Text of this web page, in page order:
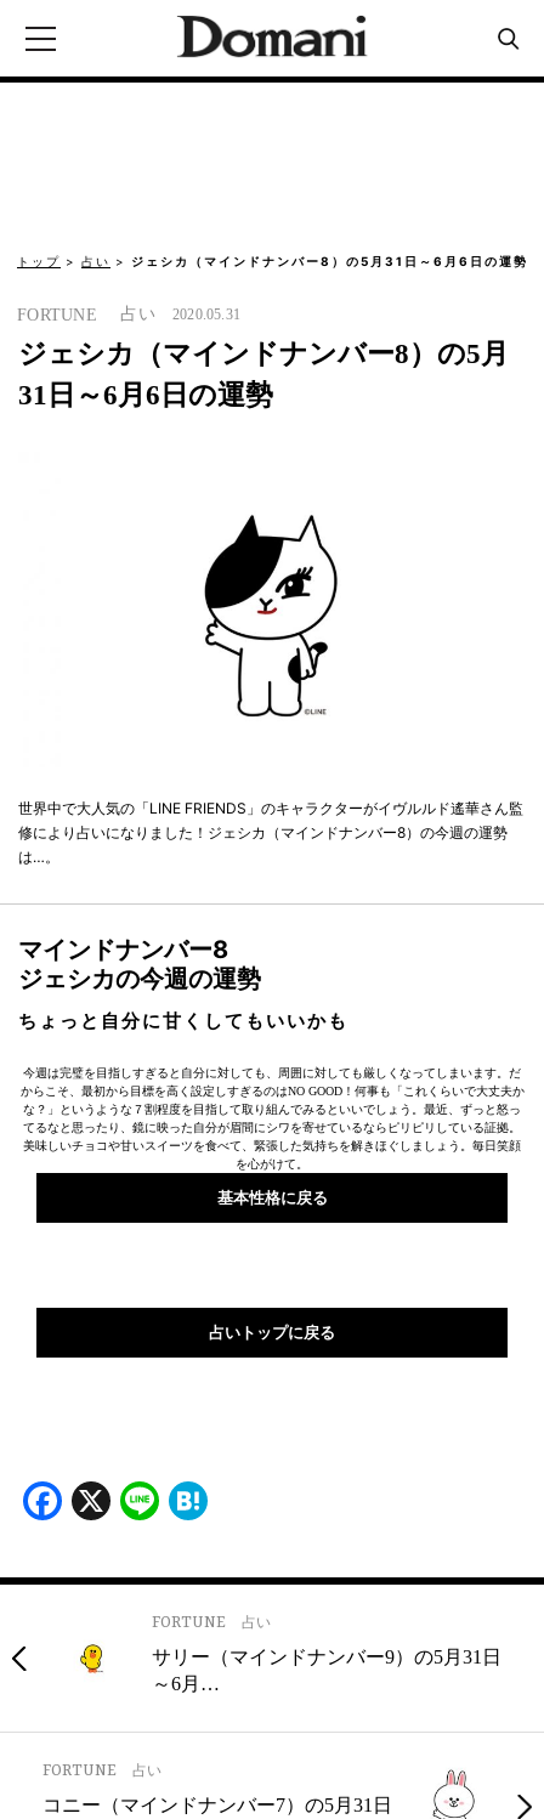
トップ 占い ジェシカ（マインドナンバー8）の5月31日～6月6日の運勢
FORTUNE 占い 2020.05.31
ジェシカ（マインドナンバー8）の5月
31日～6月6日の運勢
世界中で大人気の「LINE FRIENDS」のキャラクターがイヴルルド遙華さん監
修により占いになりました！ジェシカ（マインドナンバー8）の今週の運勢
は…。
マインドナンバー8
ジェシカの今週の運勢
ちょっと自分に甘くしてもいいかも
今週は完璧を目指しすぎると自分に対しても、周囲に対しても厳しくなってしまいます。だ
からこそ、最初から目標を高く設定しすぎるのはNO GOOD！何事も「これくらいで大丈夫か
な？」というような７割程度を目指して取り組んでみるといいでしょう。最近、ずっと怒っ
てるなと思ったり、鏡に映った自分が眉間にシワを寄せているならピリピリしている証拠。
美味しいチョコや甘いスイーツを食べて、緊張した気持ちを解きほぐしましょう。毎日笑顔
を心がけて。
基本性格に戻る
占いトップに戻る
Facebook
X Line
FORTUNE 占い
サリー（マインドナンバー9）の5月31日
～6月…
FORTUNE 占い
コニー（マインドナンバー7）の5月31日